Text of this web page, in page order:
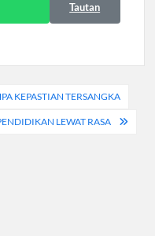
Tautan
KEPASTIAN TERSANGKA
LEWAT RASA